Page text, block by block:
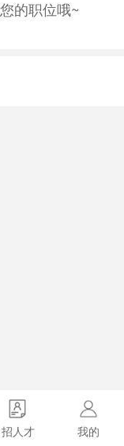
的职位哦~
招人才 我的